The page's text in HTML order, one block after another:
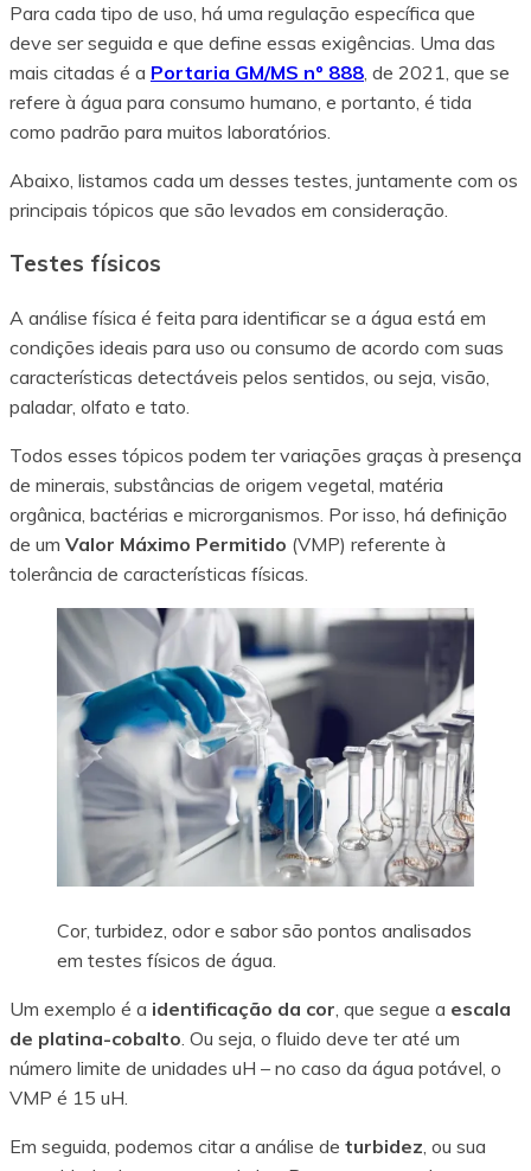
Para cada tipo de uso, há uma regulação específica que
deve ser seguida e que define essas exigências. Uma das
mais citadas é a Portaria GM/MS nº 888 , de 2021, que se
refere à água para consumo humano, e portanto, é tida
como padrão para muitos laboratórios.
Abaixo, listamos cada um desses testes, juntamente com os
principais tópicos que são levados em consideração.
Testes físicos
A análise física é feita para identificar se a água está em
condições ideais para uso ou consumo de acordo com suas
características detectáveis pelos sentidos, ou seja, visão,
paladar, olfato e tato.
Todos esses tópicos podem ter variações graças à presença
de minerais, substâncias de origem vegetal, matéria
orgânica, bactérias e microrganismos. Por isso, há definição
de um Valor Máximo Permitido (VMP) referente à
tolerância de características físicas.
Cor, turbidez, odor e sabor são pontos analisados
em testes físicos de água.
Um exemplo é a identificação da cor , que segue a escala
de platina-cobalto . Ou seja, o fluido deve ter até um
número limite de unidades uH – no caso da água potável, o
VMP é 15 uH.
Em seguida, podemos citar a análise de turbidez , ou sua